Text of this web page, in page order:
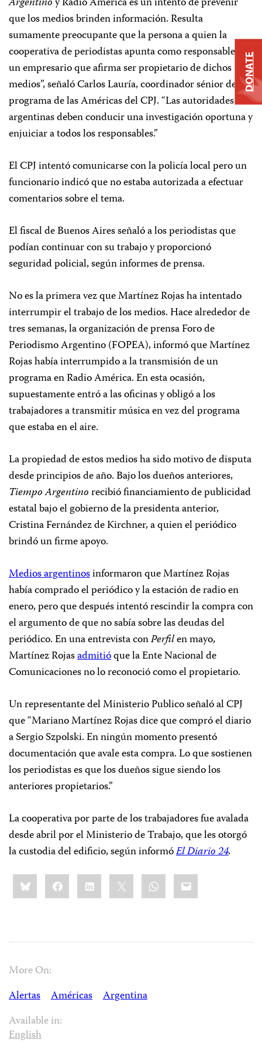
que los medios brinden información. Resulta
sumamente preocupante que la persona a quien la
cooperativa de periodistas apunta como responsable es
un empresario que afirma ser propietario de dichos
medios”, señaló Carlos Lauría, coordinador sénior del
programa de las Américas del CPJ. “Las autoridades
argentinas deben conducir una investigación oportuna y
enjuiciar a todos los responsables.”
El CPJ intentó comunicarse con la policía local pero un
funcionario indicó que no estaba autorizada a efectuar
comentarios sobre el tema.
El fiscal de Buenos Aires señaló a los periodistas que
podían continuar con su trabajo y proporcionó
seguridad policial, según informes de prensa.
No es la primera vez que Martínez Rojas ha intentado
interrumpir el trabajo de los medios. Hace alrededor de
tres semanas, la organización de prensa Foro de
Periodismo Argentino (FOPEA), informó que Martínez
Rojas había interrumpido a la transmisión de un
programa en Radio América. En esta ocasión,
supuestamente entró a las oficinas y obligó a los
trabajadores a transmitir música en vez del programa
que estaba en el aire.
La propiedad de estos medios ha sido motivo de disputa
desde principios de año. Bajo los dueños anteriores,
Tiempo Argentinorecibió financiamiento de publicidad
estatalbajo el gobierno de la presidenta anterior,
Cristina Fernández de Kirchner, a quien el periódico
brindó un firme apoyo.
Medios argentinosinformaron que Martínez Rojas
había comprado el periódico y la estación de radio en
enero, pero que después intentó rescindir la compra con
el argumento de que no sabía sobre las deudas del
periódico. En una entrevista conPerfilen mayo,
Martínez Rojasadmitióque la Ente Nacional de
Comunicaciones no lo reconoció como el propietario.
Un representante del Ministerio Publico señaló al CPJ
que “Mariano Martínez Rojas dice que compró el diario
a Sergio Szpolski. En ningún momento presentó
documentación que avale esta compra. Lo que sostienen
los periodistas es que los dueños sigue siendo los
anteriores propietarios.”
La cooperativa por parte de los trabajadores fue avalada
desde abril por el Ministerio de Trabajo, que les otorgó
la custodia del edificio, según informóEl Diario 24.
Share
this:BlueskyFacebookLinkedIn WhatsApp
Email
More On:
Alertas
Américas
Argentina
Available in:
English
DONATE